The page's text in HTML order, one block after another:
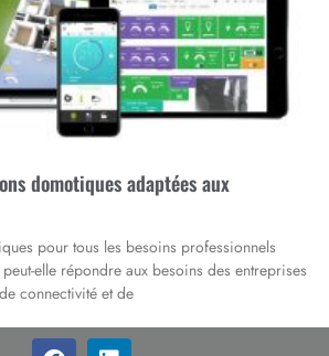
domotiques adaptées aux
pour tous les besoins professionnels
elle répondre aux besoins des entreprises
connectivité et de